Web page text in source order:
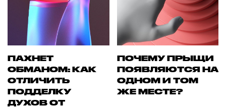
ПАХНЕТ
ОБМАНОМ: КАК
ОТЛИЧИТЬ
ПОДДЕЛКУ
ДУХОВ ОТ
ПОЧЕМУ ПРЫЩИ
ПОЯВЛЯЮТСЯ НА
ОДНОМ И ТОМ
ЖЕ МЕСТЕ?